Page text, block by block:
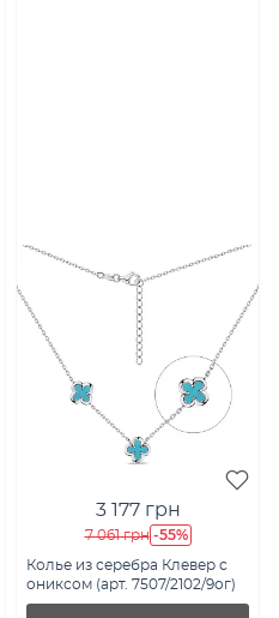
3 177 грн
7 061 грн -55%
Колье из серебра Клевер с
ониксом (арт. 7507/2102/9ог)